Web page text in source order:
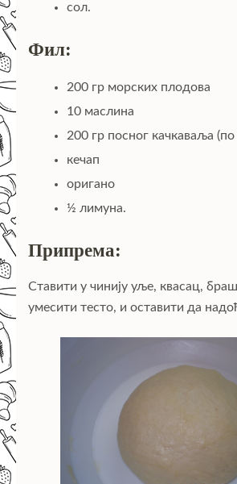
сол.
Фил:
200 гр морских плодова
10 маслина
200 гр посног качкаваља
кечап
оригано
½ лимуна.
Припрема:
Ставити у чинију уље, квасац,
умесити тесто, и оставити да